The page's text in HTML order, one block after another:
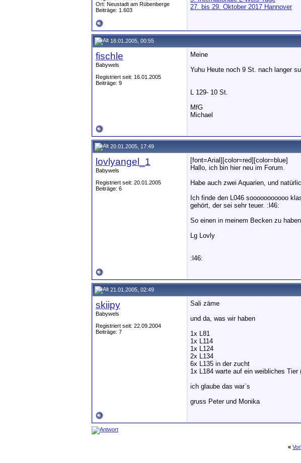
Ort: Neustadt am Rübenberge
Beiträge: 1.603
27. bis 29. Oktober 2017 Hannover
18.01.2005, 00:55
fischle
Babywels
Registriert seit: 16.01.2005
Beiträge: 9
Meine
Yuhu Heute noch 9 St. nach langer
L 129- 10 St.
MfG
Michael
20.01.2005, 17:49
lovlyangel_1
Babywels
Registriert seit: 20.01.2005
Beiträge: 6
[font=Arial][color=red][color=blue]
Hallo, ich bin hier neu im Forum.
Habe auch zwei Aquarien, und
Ich finde den L046 sooooooooooo
gehört, der sei sehr teuer. :l46:
So einen in meinem Becken zu
Lg Lovly
:l46:
21.01.2005, 02:49
skiipy
Babywels
Registriert seit: 22.09.2004
Beiträge: 7
Sali zäme
und da, was wir haben
1x L81
1x L114
1x L124
2x L134
6x L135 in der zucht
1x L184 warte auf ein weibliches
ich glaube das war`s
gruss Peter und Monika
«